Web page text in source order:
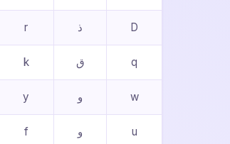
D ذ r
q ق k
w و y
u و f